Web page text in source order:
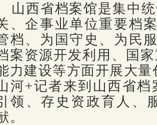
山西省档案馆是集中
、企事业单位重要档
档、为国守史、为民
案资源开发利用、国
力建设等方面开展大
河+记者来到山西省
领、存史资政育人、
。